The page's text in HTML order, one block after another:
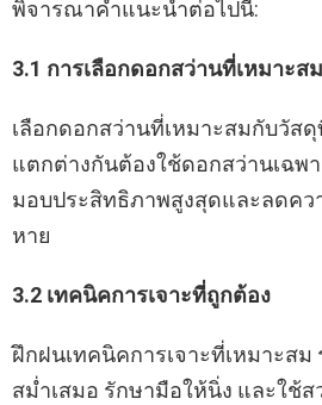
พิจารณาคำแนะนำต่อไปนี้:
3.1 การเลือกดอกสว่านที่เหมาะสม
เลือกดอกสว่านที่เหมาะสมกับวัส
แตกต่างกันต้องใช้ดอกสว่านเฉพ
มอบประสิทธิภาพสูงสุดและลดคว
หาย
3.2 เทคนิคการเจาะที่ถูกต้อง
ฝึกฝนเทคนิคการเจาะที่เหมาะสม
สม่ำเสมอ รักษามือให้นิ่ง และใช้ส